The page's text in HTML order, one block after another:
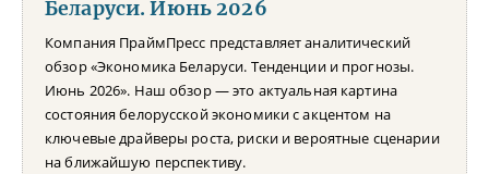
Беларуси. Июнь 2026
Компания ПраймПресс представляет аналитический
обзор «Экономика Беларуси. Тенденции и прогнозы.
Июнь 2026». Наш обзор — это актуальная картина
состояния белорусской экономики с акцентом на
ключевые драйверы роста, риски и вероятные сценарии
на ближайшую перспективу.